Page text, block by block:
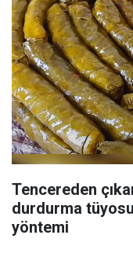
Tencereden
durdurma
yöntemi